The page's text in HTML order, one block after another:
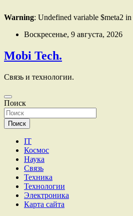
Warning: Undefined variable $meta2 in
Перейти
содержимому
Воскресенье, 9 августа, 2026
Mobi Tech.
Связь и технологии.
Поиск
Поиск
IT
Космос
Наука
Связь
Техника
Технологии
Электроника
Карта сайта